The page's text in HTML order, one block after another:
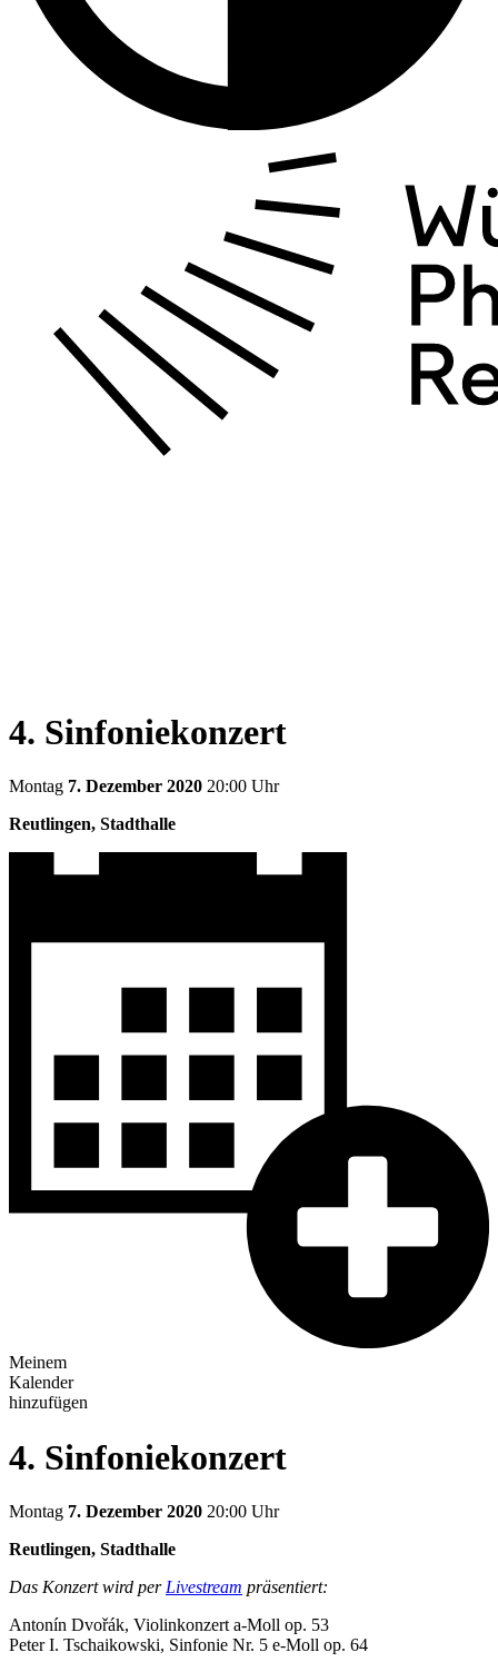
4. Sinfoniekonzert
Montag 7. Dezember 2020 20:00 Uhr
Reutlingen, Stadthalle
Meinem
Kalender
hinzufügen
4. Sinfoniekonzert
Montag 7. Dezember 2020 20:00 Uhr
Reutlingen, Stadthalle
Das Konzert wird per Livestream präsentiert:
Antonín Dvořák, Violinkonzert a-Moll op. 53
Peter I. Tschaikowski, Sinfonie Nr. 5 e-Moll op. 64